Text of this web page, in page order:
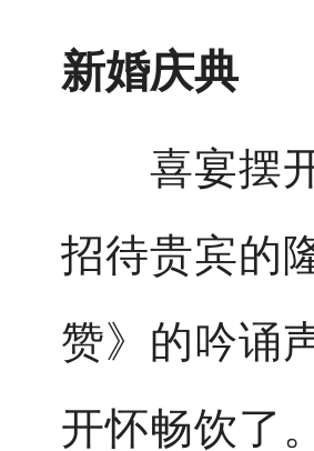
新婚庆典
喜宴摆开
招待贵宾的
赞》的吟诵
开怀畅饮了